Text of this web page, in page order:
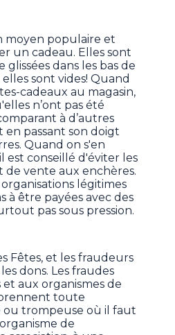
moyen populaire et
un cadeau. Elles sont
dans les bas de
sont vides! Quand
cadeaux au magasin,
n’ont pas été
à d’autres
en passant son doigt
Quand on s'en
est conseillé d'éviter les
de vente aux enchères.
légitimes
à être payées avec des
pas sous pression.
Fêtes, et les fraudeurs
dons. Les fraudes
aux organismes de
toute
ou trompeuse où il faut
de